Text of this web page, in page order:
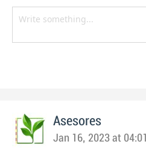
Asesores
Jan 16, 2023 at 04:01